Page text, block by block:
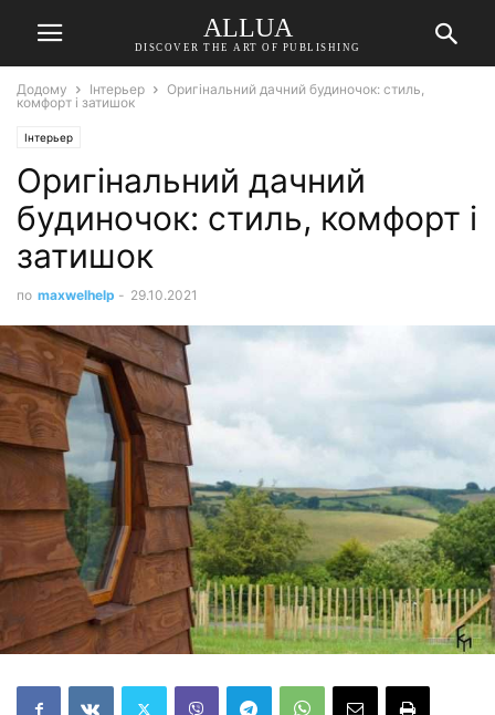
ALLUA
DISCOVER THE ART OF PUBLISHING
Додому Інтерьер
Оригінальний дачний будиночок: стиль,
комфорт і затишок
Інтерьер
Оригінальний дачний
будиночок: стиль, комфорт і
затишок
по maxwelhelp - 29.10.2021